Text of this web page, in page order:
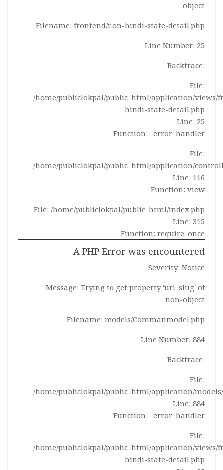
object
Filename: frontend/non-hindi-state-detail.php
Line Number: 25
Backtrace:
File:
/home/publiclokpal/public_html/application/views/
hindi-state-detail.php
Line: 25
Function: _error_handler
File:
/home/publiclokpal/public_html/application/
Line: 116
Function: view
File: /home/publiclokpal/public_html/index.php
Line: 315
Function: require_once
A PHP Error was encountered
Severity: Notice
Message: Trying to get property 'url_slug' of
non-object
Filename: models/Commanmodel.php
Line Number: 884
Backtrace:
File:
/home/publiclokpal/public_html/application/
Line: 884
Function: _error_handler
File:
/home/publiclokpal/public_html/application/views/
hindi-state-detail.php